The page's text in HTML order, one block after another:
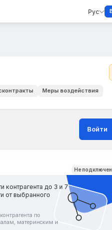
Рус
Меры воздействия
Войти
Не
контрагента до 3 и 7
от выбранного
по
материнским и